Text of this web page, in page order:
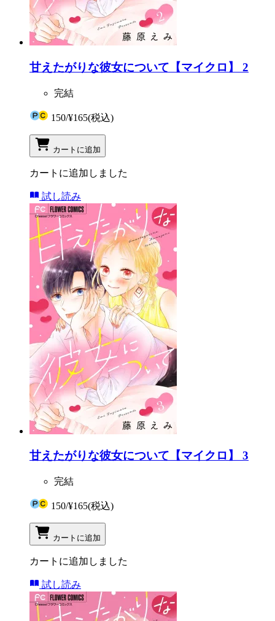
甘えたがりな彼女について【マイクロ】 2
完結
150/¥165(税込)
カートに追加
カートに追加しました
試し読み
甘えたがりな彼女について【マイクロ】 3
完結
150/¥165(税込)
カートに追加
カートに追加しました
試し読み